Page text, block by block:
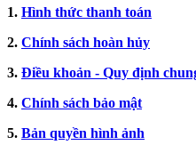
1. Hình thức thanh toán
2. Chính sách hoàn hủy
3. Điều khoản - Quy định
4. Chính sách bảo mật
5. Bản quyền hình ảnh